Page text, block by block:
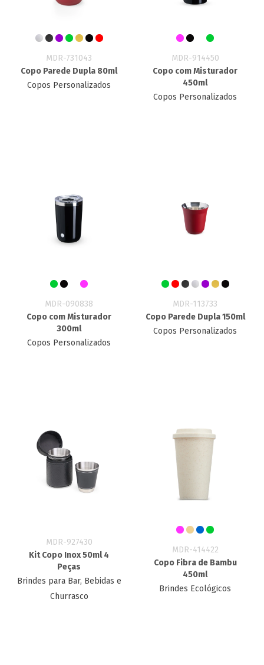
MDR-731043
Copo Parede Dupla 80ml
Copos Personalizados
MDR-914450
Copo com Misturador
450ml
Copos Personalizados
MDR-090838
Copo com Misturador
300ml
Copos Personalizados
MDR-113733
Copo Parede Dupla 150ml
Copos Personalizados
MDR-927430
Kit Copo Inox 50ml 4
Peças
Brindes para Bar, Bebidas e
Churrasco
MDR-414422
Copo Fibra de Bambu
450ml
Brindes Ecológicos